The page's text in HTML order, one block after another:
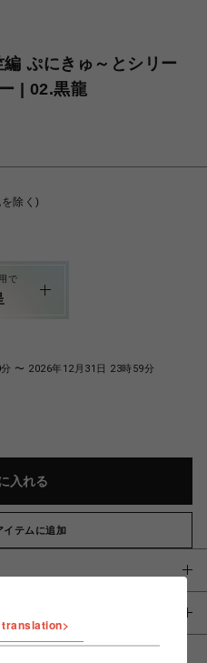
ぷにきゅ～とシリー
| 02.黒龍
除く)
で
〜 2026年12月31日 23時59分
入れる
イテムに追加